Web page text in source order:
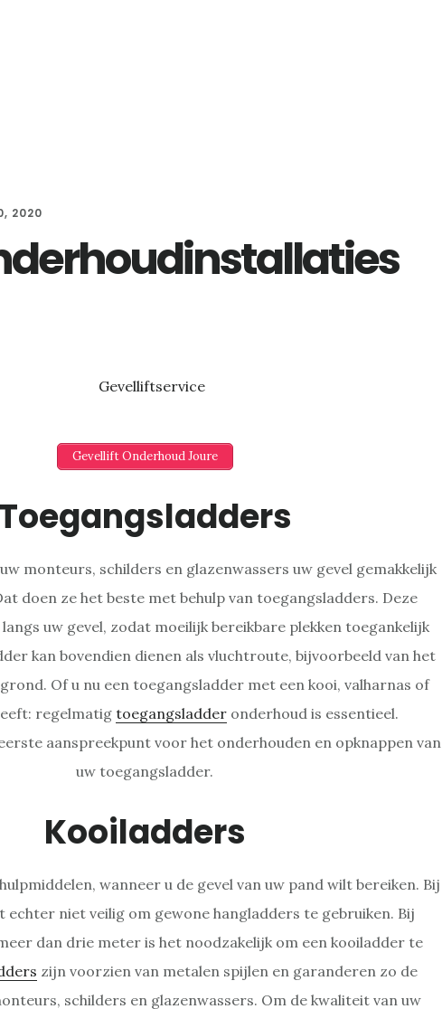
2020
Gevellift Onderhoud Joure
Toegangsladders
monteurs, schilders en glazenwassers uw gevel gemakkelijk
doen ze het beste met behulp van toegangsladders. Deze
uw gevel, zodat moeilijk bereikbare plekken toegankelijk
kan bovendien dienen als vluchtroute, bijvoorbeeld van het
Of u nu een toegangsladder met een kooi, valharnas of
regelmatig toegangsladder onderhoud is essentieel.
aanspreekpunt voor het onderhouden en opknappen van
uw toegangsladder.
Kooiladders
wanneer u de gevel van uw pand wilt bereiken. Bij
echter niet veilig om gewone hangladders te gebruiken. Bij
dan drie meter is het noodzakelijk om een kooiladder te
zijn voorzien van metalen spijlen en garanderen zo de
schilders en glazenwassers. Om de kwaliteit van uw